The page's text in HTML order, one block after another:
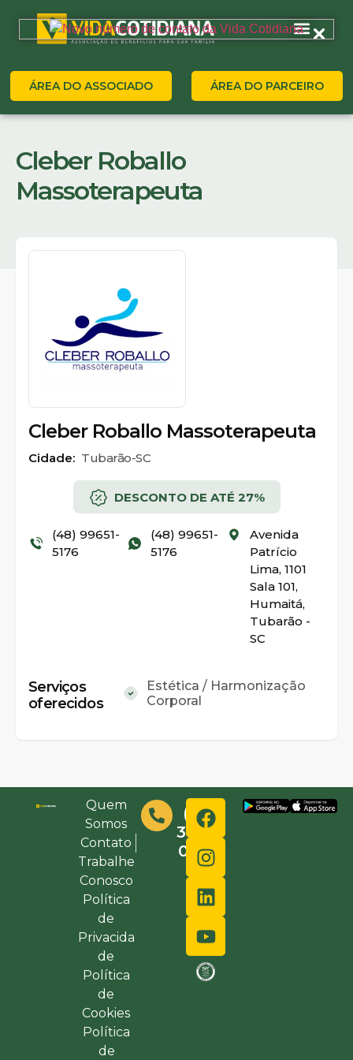
ÁREA DO ASSOCIADO ÁREA DO PARCEIRO
Cleber Roballo
Massoterapeuta
Cleber Roballo Massoterapeuta
Cidade: Tubarão-SC
DESCONTO DE ATÉ 27%
(48) 99651-
5176
(48) 99651-
5176
Avenida
Patrício
Lima, 1101
Sala 101,
Humaitá,
Tubarão -
SC
Serviços
oferecidos
Estética / Harmonização
Corporal
Quem
Somos
Contato
Trabalhe
Conosco
Política
de
Privacida
de
Política
de
Cookies
Política
de
(48)
3632-
0000